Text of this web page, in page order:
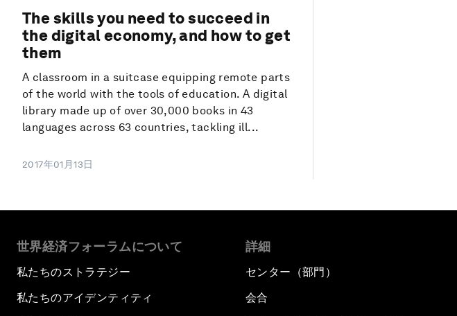
The skills you need to succeed in
the digital economy, and how to get
them
A classroom in a suitcase equipping remote parts
of the world with the tools of education. A digital
library made up of over 30,000 books in 43
languages across 63 countries, tackling ill...
2017年01月13日
世界経済フォーラムについて
私たちのストラテジー
私たちのアイデンティティ
詳細
センター（部門）
会合